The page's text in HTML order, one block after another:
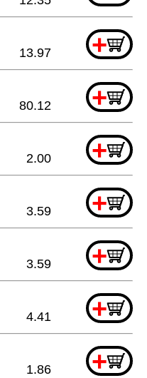
+
13.97
+
80.12
+
2.00
+
3.59
+
3.59
+
4.41
+
1.86